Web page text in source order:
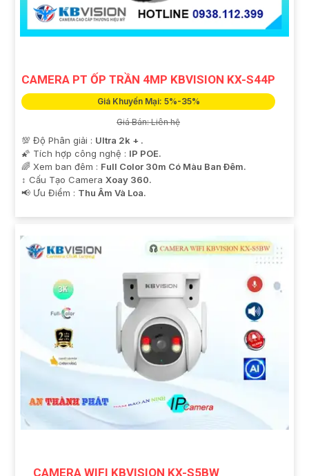
CAMERA PT ỐP TRẦN 4MP KBVISION KX-S44P
Giá Khuyến Mại: 5%-35%
Giá Bán: Liên hệ
💯 Độ Phân giải : Ultra 2k + .
🌠 Tích hợp công nghệ : IP POE.
🌈 Xem ban đêm : Full Color 30m Có Màu Ban Ðêm.
↕️ Cấu Tạo Camera Xoay 360.
️📢 Ưu Điểm : Thu Âm Và Loa.
CAMERA WIFI KBVISION KX-S5BW